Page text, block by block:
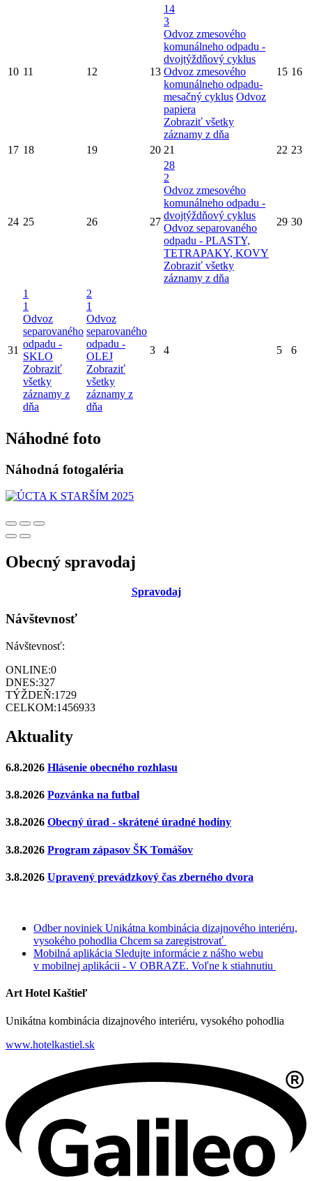
10 11 12 13
14
3
Odvoz zmesového
komunálneho odpadu -
dvojtýždňový cyklus
Odvoz zmesového
komunálneho odpadu-
mesačný cyklus Odvoz
papiera
Zobraziť všetky
záznamy z dňa
15 16
17 18 19 20 21 22 23
24 25 26 27
28
2
Odvoz zmesového
komunálneho odpadu -
dvojtýždňový cyklus
Odvoz separovaného
odpadu - PLASTY,
TETRAPAKY, KOVY
Zobraziť všetky
záznamy z dňa
29 30
31
1
1
Odvoz
separovaného
odpadu -
SKLO
Zobraziť
všetky
záznamy z
dňa
2
1
Odvoz
separovaného
odpadu -
OLEJ
Zobraziť
všetky
záznamy z
dňa
3 4 5 6
Náhodné foto
Náhodná fotogaléria
Obecný spravodaj
Spravodaj
Návštevnosť
Návštevnosť:
ONLINE:0
DNES:327
TÝŽDEŇ:1729
CELKOM:1456933
Aktuality
6.8.2026 Hlásenie obecného rozhlasu
3.8.2026 Pozvánka na futbal
3.8.2026 Obecný úrad - skrátené úradné hodiny
3.8.2026 Program zápasov ŠK Tomášov
3.8.2026 Upravený prevádzkový čas zberného dvora
Odber noviniek Unikátna kombinácia dizajnového interiéru,
vysokého pohodlia Chcem sa zaregistrovať
Mobilná aplikácia Sledujte informácie z nášho webu
v mobilnej aplikácii - V OBRAZE. Voľne k stiahnutiu
Art Hotel Kaštieľ
Unikátna kombinácia dizajnového interiéru, vysokého pohodlia
www.hotelkastiel.sk